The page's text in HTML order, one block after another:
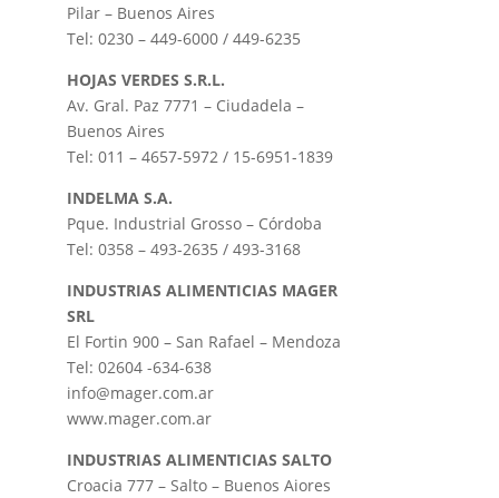
Pilar – Buenos Aires
Tel: 0230 – 449-6000 / 449-6235
HOJAS VERDES S.R.L.
Av. Gral. Paz 7771 – Ciudadela –
Buenos Aires
Tel: 011 – 4657-5972 / 15-6951-1839
INDELMA S.A.
Pque. Industrial Grosso – Córdoba
Tel: 0358 – 493-2635 / 493-3168
INDUSTRIAS ALIMENTICIAS MAGER
SRL
El Fortin 900 – San Rafael – Mendoza
Tel: 02604 -634-638
info@mager.com.ar
www.mager.com.ar
INDUSTRIAS ALIMENTICIAS SALTO
Croacia 777 – Salto – Buenos Aiores